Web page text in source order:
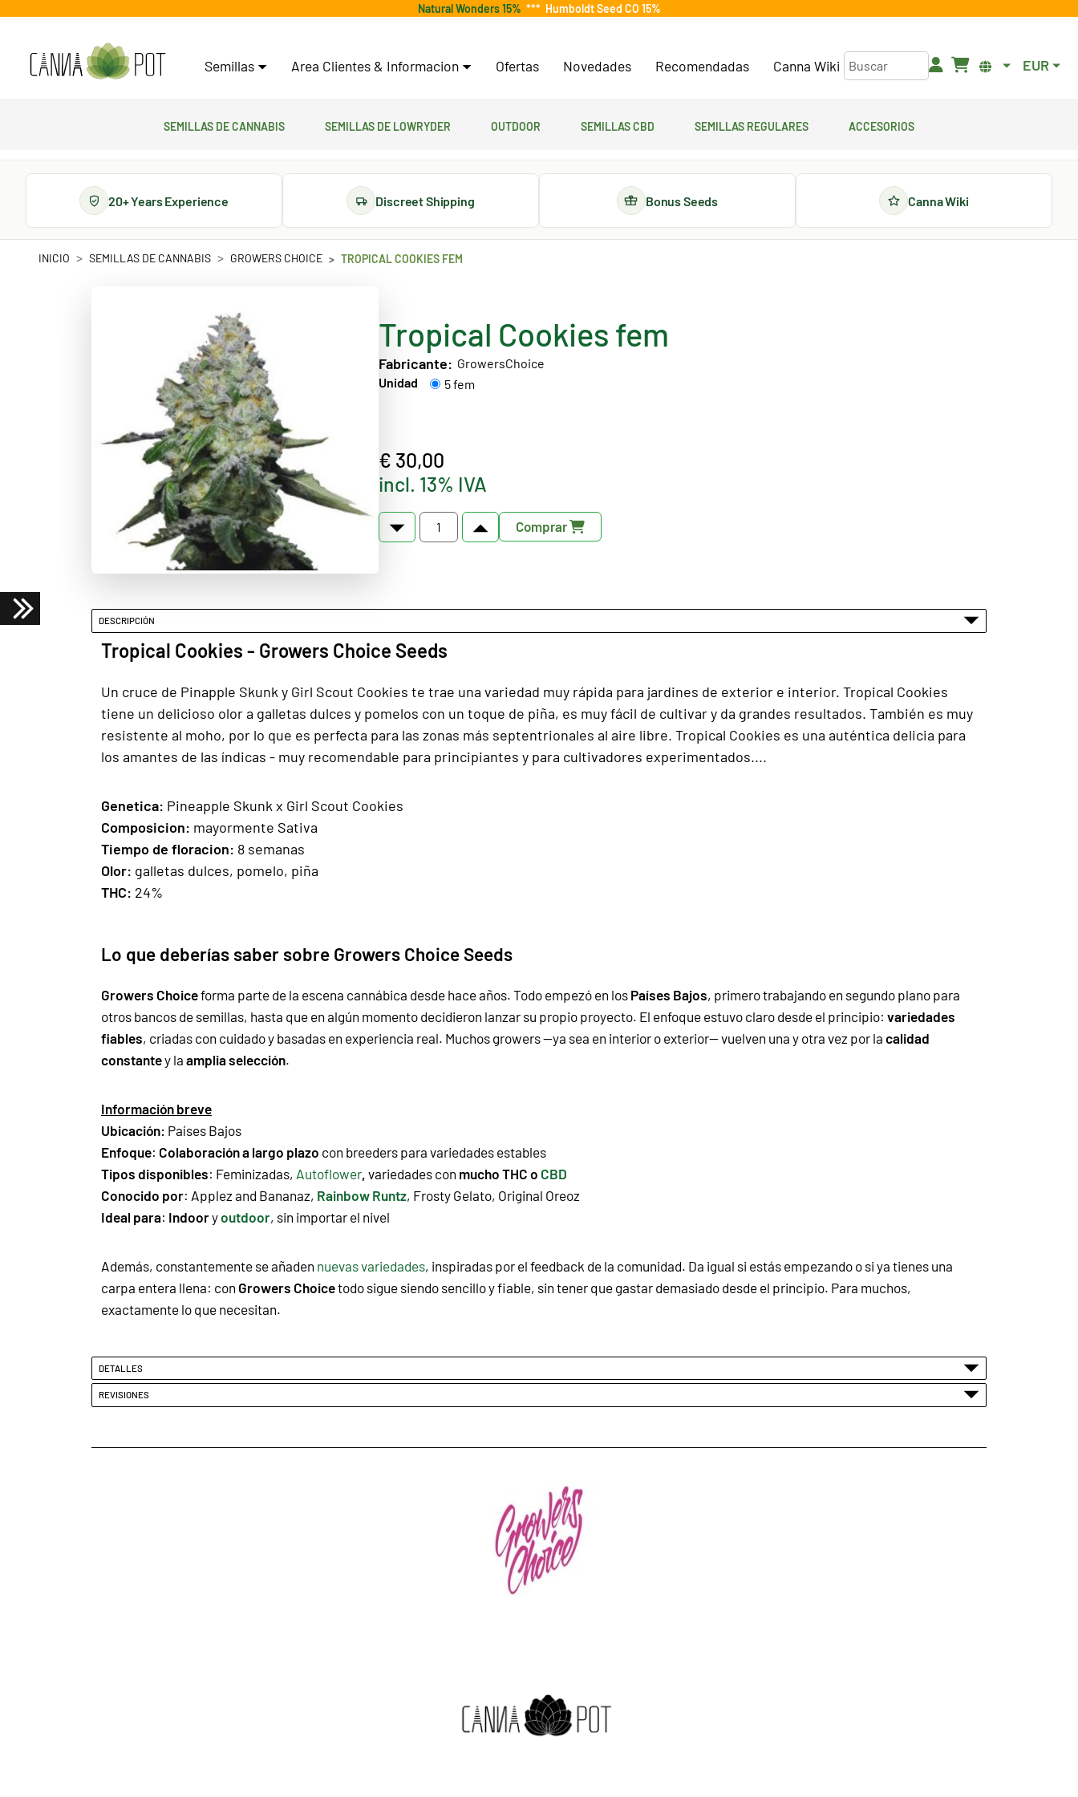
Natural Wonders 15% *** Humboldt Seed CO 15%
Semillas Area Clientes & Informacion Ofertas Novedades Recomendadas Canna Wiki EUR
Semillas de cannabis Semillas de lowryder Outdoor Semillas CBD Semillas regulares Accesorios
20+ Years Experience Discreet Shipping Bonus Seeds Canna Wiki
INICIO SEMILLAS DE CANNABIS GROWERS CHOICE TROPICAL COOKIES FEM
Tropical Cookies fem
Fabricante: GrowersChoice
Unidad
5 fem
€ 30,00
incl. 13% IVA
Comprar
DESCRIPCIÓN
Tropical Cookies - Growers Choice Seeds
Un cruce de Pinapple Skunk y Girl Scout Cookies te trae una variedad muy rápida para jardines de exterior e interior. Tropical Cookies
tiene un delicioso olor a galletas dulces y pomelos con un toque de piña, es muy fácil de cultivar y da grandes resultados. También es muy
resistente al moho, por lo que es perfecta para las zonas más septentrionales al aire libre. Tropical Cookies es una auténtica delicia para
los amantes de las índicas - muy recomendable para principiantes y para cultivadores experimentados....
Genetica: Pineapple Skunk x Girl Scout Cookies
Composicion: mayormente Sativa
Tiempo de floracion: 8 semanas
Olor: galletas dulces, pomelo, piña
THC: 24%
Lo que deberías saber sobre Growers Choice Seeds
Growers Choiceforma parte de la escena cannábica desde hace años. Todo empezó en los Países Bajos, primero trabajando en segundo plano para
otros bancos de semillas, hasta que en algún momento decidieron lanzar su propio proyecto. El enfoque estuvo claro desde el principio: variedades
fiables, criadas con cuidado y basadas en experiencia real. Muchos growers —ya sea en interior o exterior— vuelven una y otra vez por la calidad
constantey la amplia selección.
Información breve
Ubicación: Países Bajos
Enfoque: Colaboración a largo plazo con breeders para variedades estables
Tipos disponibles: Feminizadas, Autoflower variedades con mucho THC o CBD
Conocido por: Applez and Bananaz, Rainbow Runtz, Frosty Gelato, Original Oreoz
Ideal para: Indooryoutdoor, sin importar el nivel
Además, constantemente se añaden nuevas variedades, inspiradas por el feedback de la comunidad. Da igual si estás empezando o si ya tienes una
carpa entera llena: con Growers Choicetodo sigue siendo sencillo y fiable, sin tener que gastar demasiado desde el principio. Para muchos,
exactamente lo que necesitan.
DETALLES
REVISIONES